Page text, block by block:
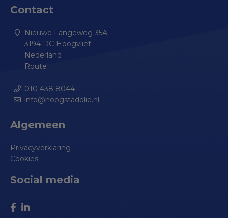
Contact
Nieuwe Langeweg 35A
3194 DC Hoogvliet
Nederland
Route
010 438 8044
info@hoogstadolie.nl
Algemeen
Privacyverklaring
Cookies
Social media